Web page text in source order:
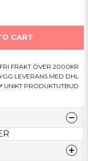
CART
FRI FRAKT ÖVER 2000KR
LEVERANS MED DHL
UNIKT PRODUKTUTBUD